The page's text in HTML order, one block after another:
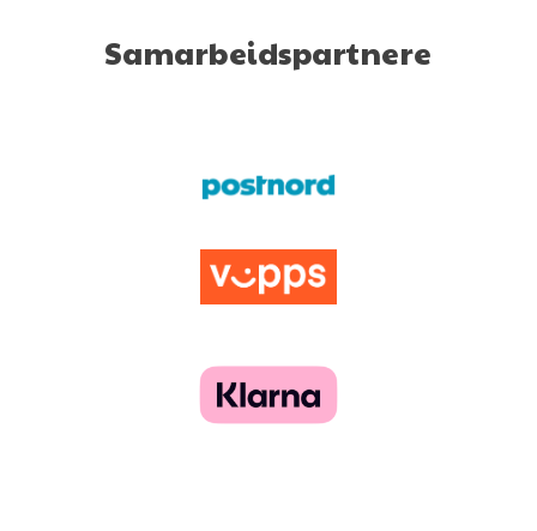
Samarbeidspartnere